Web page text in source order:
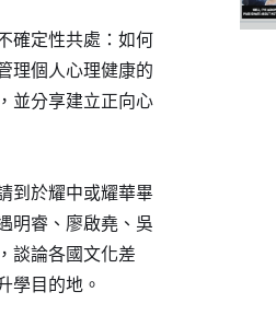
確定性共處：如何
理個人心理健康的
並分享建立正向心
到於耀中或耀華畢
明睿、廖啟堯、吳
談論各國文化差
學目的地。